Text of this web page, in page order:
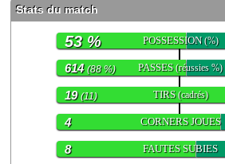
Stats du match
POSSESSION(%)
53 %
PASSES(réussies %)
614 (88 %)
TIRS(cadrés)
19(11)
CORNERS JOUES
4
FAUTES SUBIES
8
Contact / Signaler un bug
Recrutement Maxifoot
Mentions légales
site web Maxifoot.fr